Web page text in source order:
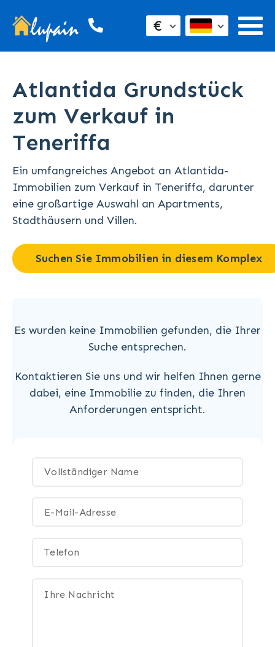
€
Atlantida Grundstück
zum Verkauf in
Teneriffa
Ein umfangreiches Angebot an Atlantida-
Immobilien zum Verkauf in Teneriffa, darunter
eine großartige Auswahl an Apartments,
Stadthäusern und Villen.
Suchen Sie Immobilien in diesem Komplex
Es wurden keine Immobilien gefunden, die Ihrer
Suche entsprechen.
Kontaktieren Sie uns und wir helfen Ihnen gerne
dabei, eine Immobilie zu finden, die Ihren
Anforderungen entspricht.